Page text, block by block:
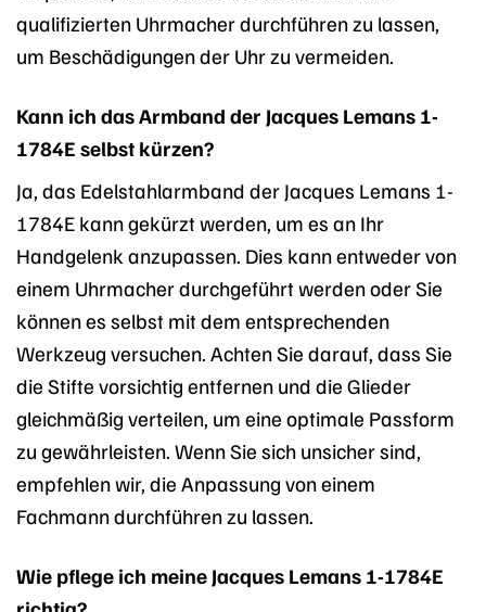
qualifizierten Uhrmacher durchführen zu lassen,
um Beschädigungen der Uhr zu vermeiden.
Kann ich das Armband der Jacques Lemans 1-
1784E selbst kürzen?
Ja, das Edelstahlarmband der Jacques Lemans 1-
1784E kann gekürzt werden, um es an Ihr
Handgelenk anzupassen. Dies kann entweder von
einem Uhrmacher durchgeführt werden oder Sie
können es selbst mit dem entsprechenden
Werkzeug versuchen. Achten Sie darauf, dass Sie
die Stifte vorsichtig entfernen und die Glieder
gleichmäßig verteilen, um eine optimale Passform
zu gewährleisten. Wenn Sie sich unsicher sind,
empfehlen wir, die Anpassung von einem
Fachmann durchführen zu lassen.
Wie pflege ich meine Jacques Lemans 1-1784E